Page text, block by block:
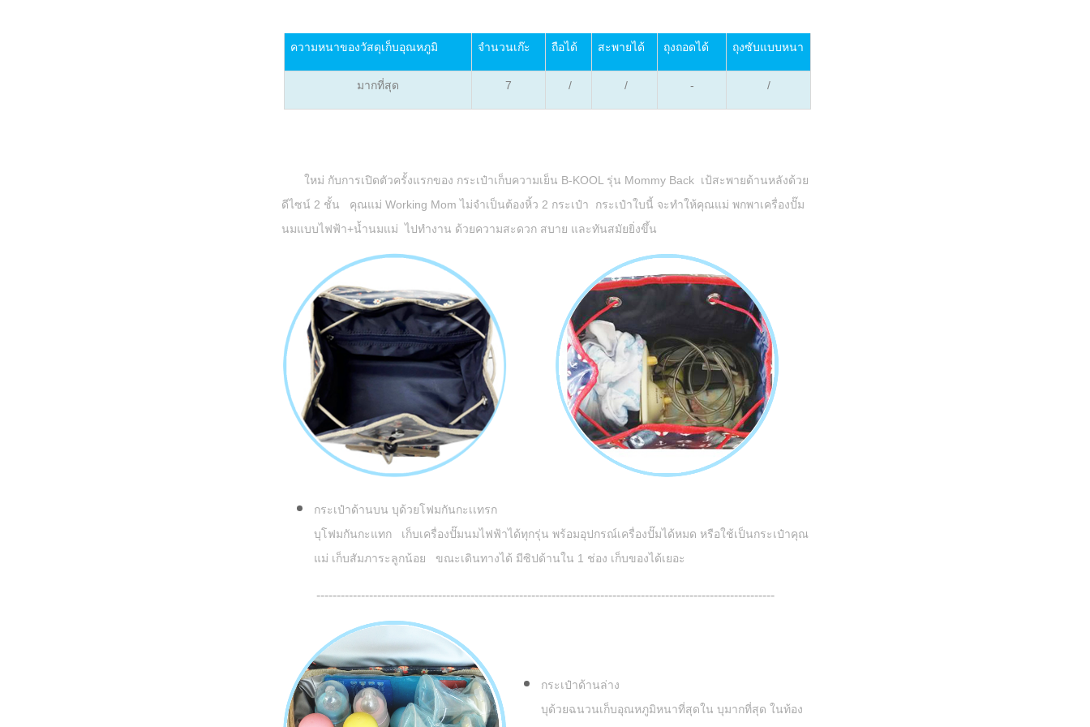
ความหนาของวัสดุเก็บอุณหภูมิ จำนวนเก๊ะ ถือได้ สะพายได้ ถุงถอดได้ ถุงซับแบบหนา
มากที่สุด 7 / / - /
ใหม่ กับการเปิดตัวครั้งแรกของ กระเป๋าเก็บความเย็น B-KOOL รุ่น Mommy Back เป้สะพายด้านหลังด้วย
ดีไซน์ 2 ชั้น
คุณแม่ Working Mom ไม่จำเป็นต้องหิ้ว 2 กระเป๋า กระเป๋าใบนี้ จะทำให้คุณแม่ พกพาเครื่องปั๊ม
นมแบบไฟฟ้า+น้ำนมแม่ ไปทำงาน ด้วยความสะดวก สบาย และทันสมัยยิ่งขึ้น
กระเป๋าด้านบน บุด้วยโฟมกันกะเเทรก
บุโฟมกันกะแทก เก็บเครื่องปั๊มนมไฟฟ้าได้ทุกรุ่น พร้อมอุปกรณ์เครื่องปั๊มได้หมด หรือใช้เป็นกระเป๋าคุณ
แม่ เก็บสัมภาระลูกน้อย ขณะเดินทางได้ มีซิปด้านใน 1 ช่อง เก็บของได้เยอะ
-----------------------------------------------------------------------------------------------------------------
กระเป๋าด้านล่าง
บุด้วยฉนวนเก็บอุณหภูมิหนาที่สุดใน​ บุมากที่สุด ในท้อง